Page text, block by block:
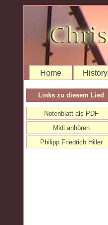
Home History
Links zu diesem Lied
Notenblatt als PDF
Midi anhören
Philipp Friedrich Hiller